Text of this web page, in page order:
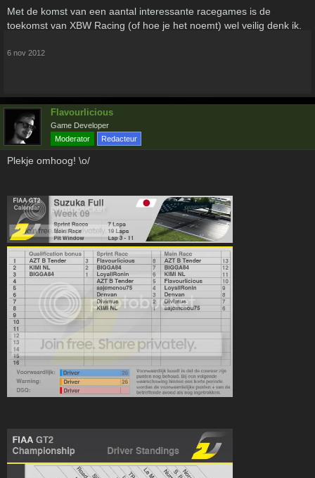
Met de komst van een aantal interessante racegames is de
toekomst van XBW Racing (of hoe je het noemt) wel veilig denk ik.
6 nov 2012
Flavourlicious
Game Developer
Moderator
Redacteur
Plekje omhoog! \o/